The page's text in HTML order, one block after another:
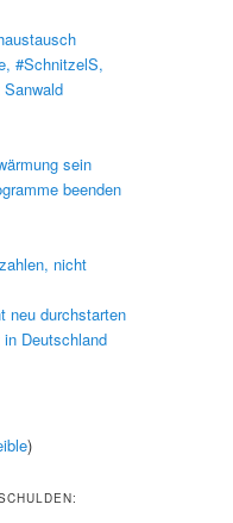
#SchnitzelS,
sein
beenden
nicht
neu durchstarten
Deutschland
)